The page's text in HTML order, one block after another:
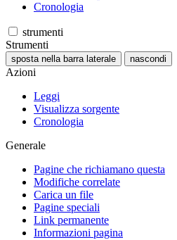
Cronologia
strumenti
Strumenti
sposta nella barra laterale nascondi
Azioni
Leggi
Visualizza sorgente
Cronologia
Generale
Pagine che richiamano questa
Modifiche correlate
Carica un file
Pagine speciali
Link permanente
Informazioni pagina